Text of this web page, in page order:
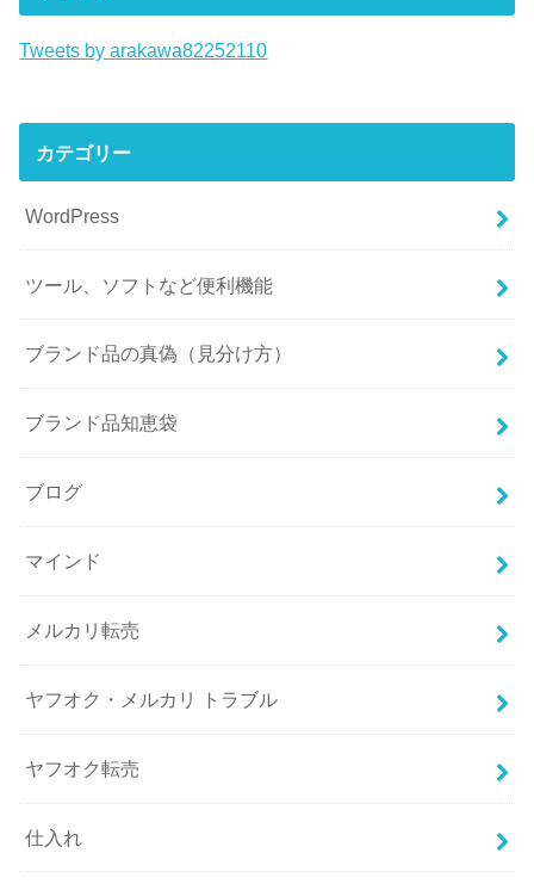
Tweets by arakawa82252110
カテゴリー
WordPress
ツール、ソフトなど便利機能
ブランド品の真偽（見分け方）
ブランド品知恵袋
ブログ
マインド
メルカリ転売
ヤフオク・メルカリ トラブル
ヤフオク転売
仕入れ